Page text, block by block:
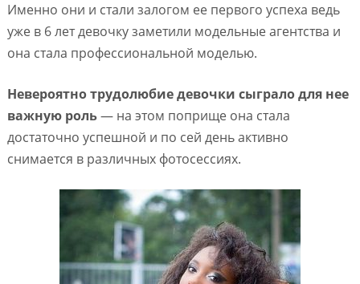
Именно они и стали залогом ее первого успеха ведь
уже в 6 лет девочку заметили модельные агентства и
она стала профессиональной моделью.
Невероятно трудолюбие девочки сыграло для нее
важную роль— на этом поприще она стала
достаточно успешной и по сей день активно
снимается в различных фотосессиях.